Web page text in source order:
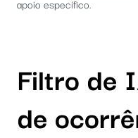
apoio específico.
Filtro de
de